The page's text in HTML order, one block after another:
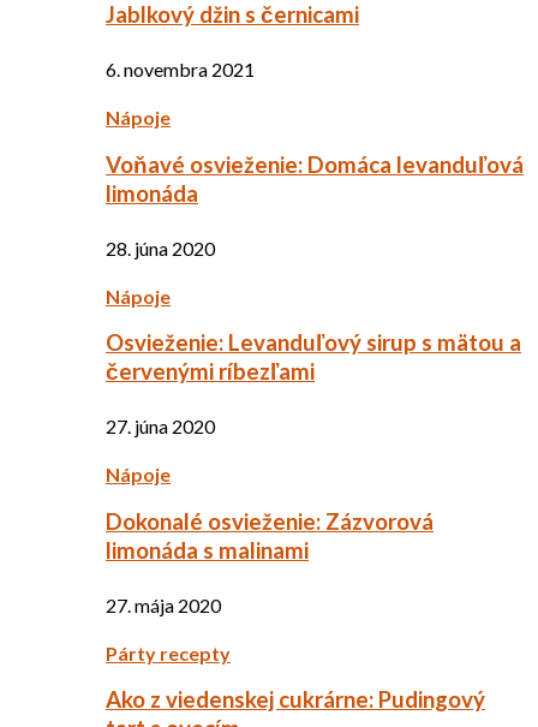
Jablkový džin s černicami
6. novembra 2021
Nápoje
Voňavé osvieženie: Domáca levanduľová
limonáda
28. júna 2020
Nápoje
Osvieženie: Levanduľový sirup s mätou a
červenými ríbezľami
27. júna 2020
Nápoje
Dokonalé osvieženie: Zázvorová
limonáda s malinami
27. mája 2020
Párty recepty
Ako z viedenskej cukrárne: Pudingový